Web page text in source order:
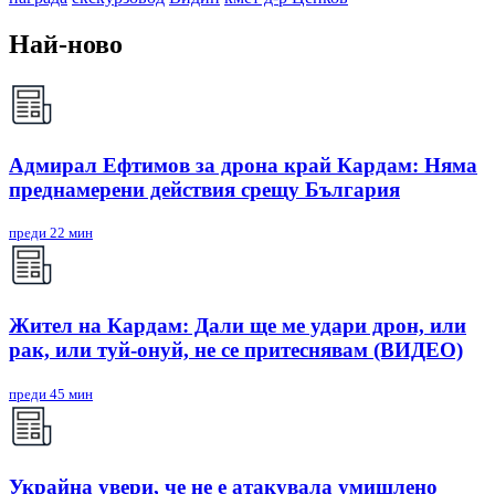
Най-ново
Адмирал Ефтимов за дрона край Кардам: Няма
преднамерени действия срещу България
преди 22 мин
Жител на Кардам: Дали ще ме удари дрон, или
рак, или туй-онуй, не се притеснявам (ВИДЕО)
преди 45 мин
Украйна увери, че не е атакувала умишлено